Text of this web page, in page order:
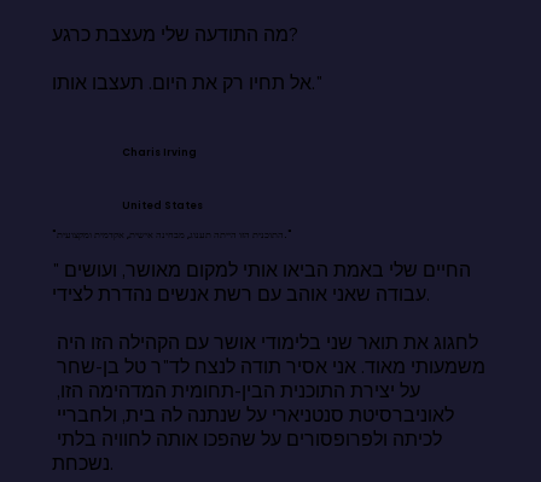
מה התודעה שלי מעצבת כרגע?
אל תחיו רק את היום. תעצבו אותו."
Charis Irving
United States
"התוכנית הזו הייתה תענוג, מבחינה אישית, אקדמית ומקצועית."
"החיים שלי באמת הביאו אותי למקום מאושר, ועושים
עבודה שאני אוהב עם רשת אנשים נהדרת לצידי.
משמעותי מאוד. אני אסיר תודה לנצח לד"ר טל בן-שחר
נשכחת.